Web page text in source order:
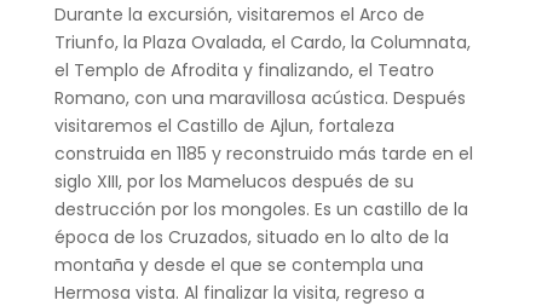
Durante la excursión, visitaremos el Arco de
Triunfo, la Plaza Ovalada, el Cardo, la Columnata,
el Templo de Afrodita y finalizando, el Teatro
Romano, con una maravillosa acústica. Después
visitaremos el Castillo de Ajlun, fortaleza
construida en 1185 y reconstruido más tarde en el
siglo XIII, por los Mamelucos después de su
destrucción por los mongoles. Es un castillo de la
época de los Cruzados, situado en lo alto de la
montaña y desde el que se contempla una
Hermosa vista. Al finalizar la visita, regreso a